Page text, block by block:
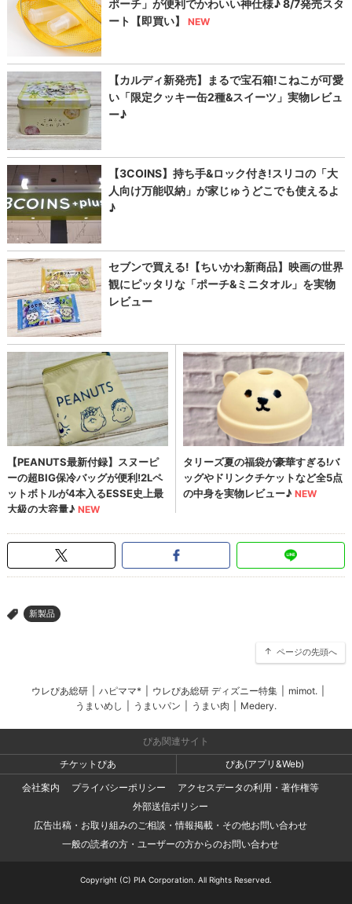
> 新製品
ページの先頭へ
ウレぴあ総研 ハピママ* ウレぴあ総研 ディズニー特集 mimot.
うまいめし
うまいパン うまい肉 Medery.
ぴあ関連サイト
チケットぴあ
ぴあ(アプリ&Web)
会社案内
プライバシーポリシー
アクセスデータの利用・著作権等
外部送信ポリシー
広告出稿・お取り組みのご相談・情報掲載・その他お問い合わせ
一般の読者の方・ユーザーの方からのお問い合わせ
Copyright (C) PIA Corporation. All Rights Reserved.